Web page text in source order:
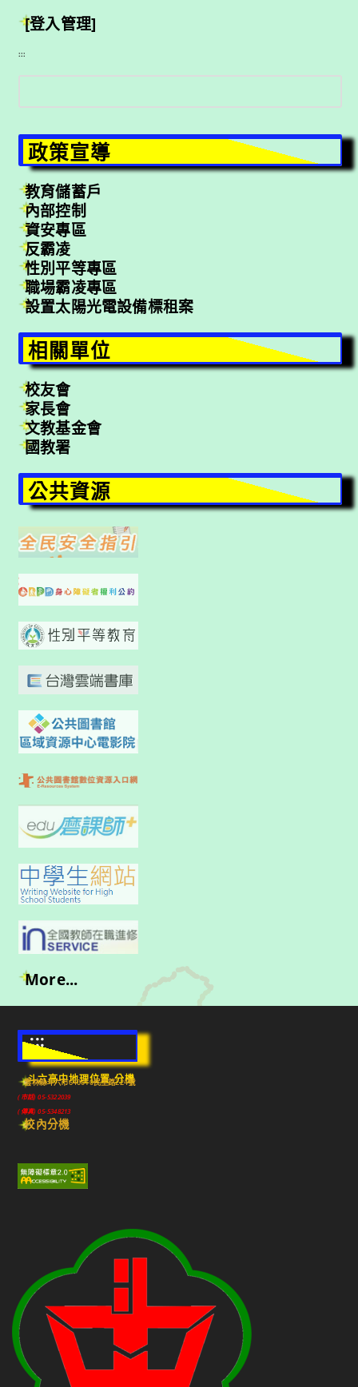
[登入管理]
:::
搜
尋
政策宣導
教育儲蓄戶
內部控制
資安專區
反霸凌
性別平等專區
職場霸凌專區
設置太陽光電設備標租案
相關單位
校友會
家長會
文教基金會
國教署
公共資源
More...
:::
斗六高中地理位置-分機
雲林縣斗六市640010民生路224號
(市話) 05-5322039
(傳真) 05-5348213
校內分機